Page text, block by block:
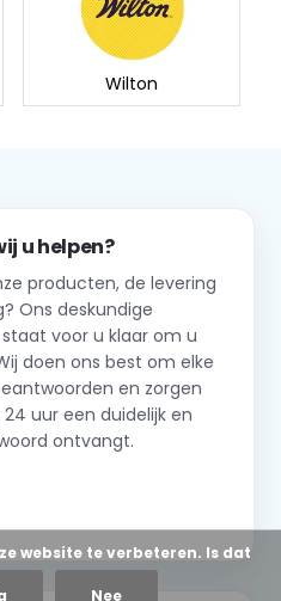
Wilton
u helpen?
producten, de levering
Ons deskundige
voor u klaar om u
doen ons best om elke
en zorgen
uur een duidelijk en
ontvangt.
website te verbeteren. Is dat
Nee